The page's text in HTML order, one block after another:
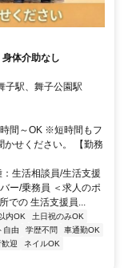
体介助なし
子駅、舞子公園駅
間～OK ※短時間もフ
かせください。 【勤務
生活相談員/生活支援
ー/乗務員 ＜求人のポ
での 生活支援員...
内OK
土日祝のみOK
自由 学歴不問
車通勤OK
迎
ネイルOK